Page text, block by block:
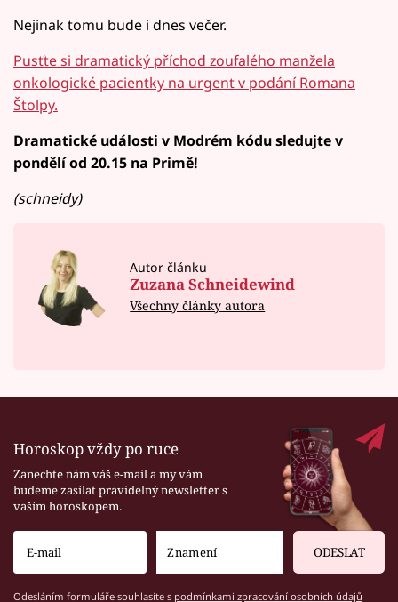
Nejinak tomu bude i dnes večer.
Pusťte si dramatický příchod zoufalého manžela
onkologické pacientky na urgent v podání Romana
Štolpy.
Dramatické události v Modrém kódu sledujte v
pondělí od 20.15 na Primě!
(schneidy)
Autor článku
Zuzana Schneidewind
Všechny články autora
Horoskop vždy po ruce
Zanechte nám váš e-mail a my vám
budeme zasílat pravidelný newsletter s
vaším horoskopem.
ODESLAT
Odesláním formuláře souhlasíte s podmínkami zpracování osobních údajů